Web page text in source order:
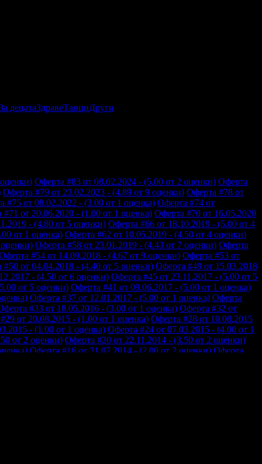
децатаЗдравеТанциДруги
Оферта #83 от 08.02.2024 - (5.00 от 2 оценки) Оферта
Оферта #79 от 23.02.2023 - (4.89 от 9 оценки) Оферта #78 от
#75 от 08.02.2022 - (3.00 от 1 оценка) Оферта #74 от
#71 от 20.06.2020 - (1.00 от 1 оценка) Оферта #70 от 16.05.2020
- (4.80 от 5 оценки) Оферта #66 от 18.10.2019 - (5.00 от 4
от 1 оценка) Оферта #62 от 10.05.2019 - (4.50 от 4 оценки)
Оферта #58 от 23.01.2019 - (4.43 от 7 оценки) Оферта
#54 от 14.09.2018 - (4.67 от 9 оценки) Оферта #53 от
#50 от 04.04.2018 - (4.40 от 5 оценки) Оферта #49 от 15.03.2018
- (4.50 от 6 оценки) Оферта #45 от 23.11.2017 - (5.00 от 5
от 5 оценки) Оферта #41 от 09.06.2017 - (5.00 от 1 оценка)
Оферта #37 от 12.01.2017 - (5.00 от 1 оценка) Оферта
#33 от 18.05.2016 - (3.00 от 1 оценка) Оферта #32 от
от 20.08.2015 - (1.00 от 1 оценка) Оферта #28 от 10.08.2015
- (1.00 от 1 оценка) Оферта #24 от 07.03.2015 - (4.00 от 1
от 2 оценки) Оферта #20 от 22.11.2014 - (3.50 от 2 оценки)
Оферта #16 от 31.07.2014 - (2.00 от 2 оценки) Оферта